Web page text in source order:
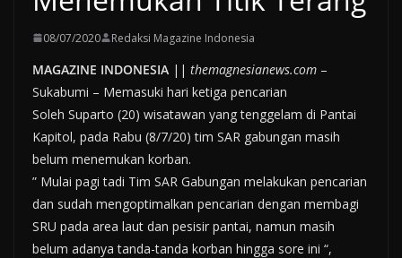
08/07/2020 Redaksi Magazine Indonesia
MAGAZINE INDONESIA || themagnesianews.com –
Sukabumi – Memasuki hari ketiga pencarian
Soleh Suparto (20) wisatawan yang tenggelam di Pantai
Kapitol, pada Rabu (8/7/20) tim SAR gabungan masih
belum menemukan korban.
” Mulai pagi tadi Tim SAR Gabungan melakukan pencarian
dan sudah mengoptimalkan pencarian dengan membagi
SRU pada area laut dan pesisir pantai, namun masih
belum adanya tanda-tanda korban hingga sore ini “,